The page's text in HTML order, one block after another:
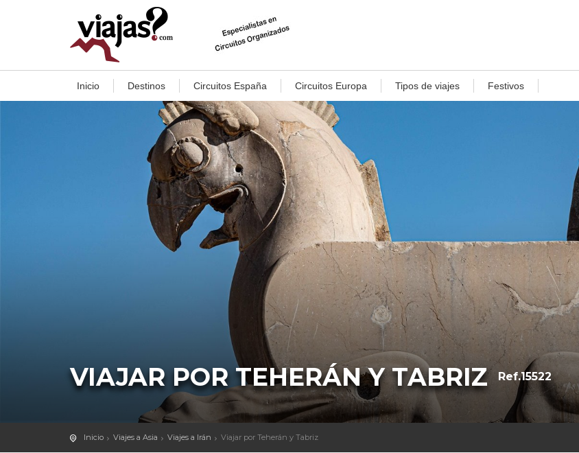
Inicio Destinos Circuitos España Circuitos Europa Tipos de viajes Festivos
VIAJAR POR TEHERÁN Y TABRIZ Ref.15522
Inicio Viajes a Asia Viajes a Irán Viajar por Teherán y Tabriz